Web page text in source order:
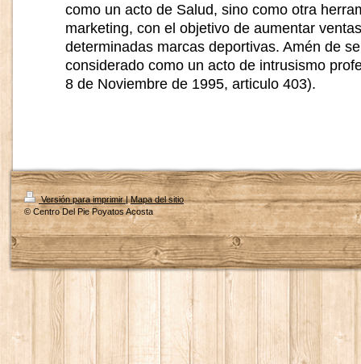
como un acto de Salud, sino como otra
marketing, con el objetivo de aumentar
determinadas marcas deportivas. Amén de
considerado como un acto de intrusismo
8 de Noviembre de 1995, articulo 403).
Versión para imprimir| Mapa del sitio
© Centro Del Pie Poyatos Acosta